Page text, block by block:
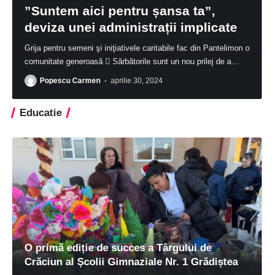
”Suntem aici pentru șansa ta”,
deviza unei administrații implicate
Grija pentru semeni şi iniţiativele caritabile fac din Pantelimon o
comunitate generoasă  Sărbătorile sunt un nou prilej de a…
Popescu Carmen aprilie 30, 2024
Educatie
O primă ediție de succes a Târgului de
Crăciun al Școlii Gimnaziale Nr. 1 Grădiștea